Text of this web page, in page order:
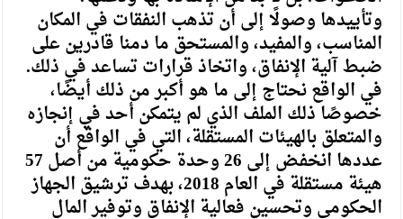
القاضي محمود أحمد فريحات.. مبارك ومزيدا من التوفيق
وتأييدها وصولًا إلى أن تذهب النفقات في المكان
المناسب، والمفيد، والمستحق ما دمنا قادرين على
ضبط آلية الإنفاق، واتخاذ قرارات تساعد في ذلك.
في الواقع نحتاج إلى ما هو أكبر من ذلك أيضًا،
خصوصًا ذلك الملف الذي لم يتمكن أحد في إنجازه
والمتعلق بالهيئات المستقلة، التي في الواقع أن
عددها انخفض إلى 26 وحدة حكومية من أصل 57
هيئة مستقلة في العام 2018، بهدف ترشيق الجهاز
الحكومي وتحسين فعالية الإنفاق وتوفير المال